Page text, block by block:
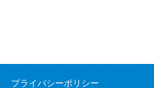
プライバシーポリシー